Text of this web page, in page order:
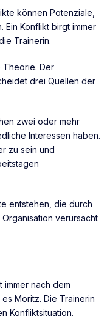
können Potenziale,
Ein Konflikt birgt immer
Trainerin.
Theorie. Der
drei Quellen der
zwei oder mehr
Interessen haben.
zu sein und
entstehen, die durch
verursacht
immer nach dem
Moritz. Die Trainerin
Konfliktsituation.